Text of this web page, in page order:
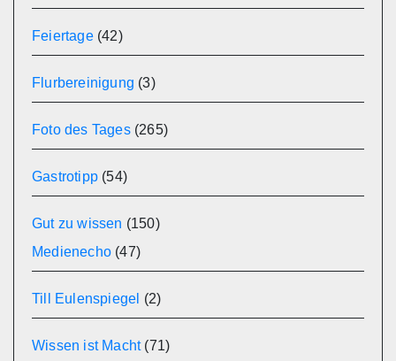
Feiertage(42)
Flurbereinigung (3)
Foto des Tages(265)
Gastrotipp (54)
Gut zu wissen (150)
Medienecho (47)
Till Eulenspiegel (2)
Wissen ist Macht(71)